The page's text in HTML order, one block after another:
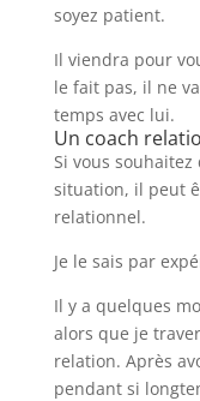
soyez patient.
Il viendra pour
le fait pas, il ne
temps avec lui.
Un coach
Si vous
situation, il peut
relationnel.
Je le sais par
Il y a quelques
alors que je
relation. Après
pendant si